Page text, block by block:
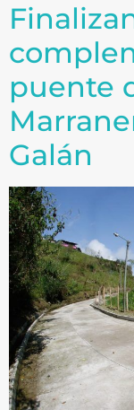
puente
Galán